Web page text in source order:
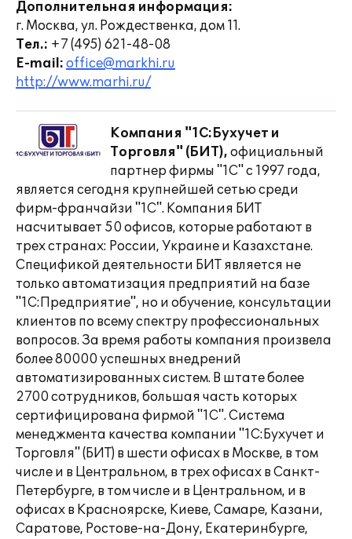
Дополнительная информация:
г. Москва, ул. Рождественка, дом 11.
Тел.: +7 (495) 621-48-08
E-mail: office@markhi.ru
http://www.marhi.ru/
Компания "1С:Бухучет и
Торговля" (БИТ), официальный
партнер фирмы "1С" с 1997 года,
является сегодня крупнейшей сетью среди
фирм-франчайзи "1С". Компания БИТ
насчитывает 50 офисов, которые работают в
трех странах: России, Украине и Казахстане.
Спецификой деятельности БИТ является не
только автоматизация предприятий на базе
"1С:Предприятие", но и обучение, консультации
клиентов по всему спектру профессиональных
вопросов. За время работы компания произвела
более 80000 успешных внедрений
автоматизированных систем. В штате более
2700 сотрудников, большая часть которых
сертифицирована фирмой "1С". Система
менеджмента качества компании "1С:Бухучет и
Торговля" (БИТ) в шести офисах в Москве, в том
числе и в Центральном, в трех офисах в Санкт-
Петербурге, в том числе и в Центральном, и в
офисах в Красноярске, Киеве, Самаре, Казани,
Саратове, Ростове-на-Дону, Екатеринбурге,